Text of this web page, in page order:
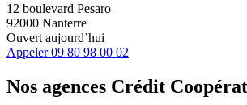
12 boulevard Pesaro
92000 Nanterre
Ouvert aujourd’hui
Appeler 09 80 98 00 02
Nos agences Crédit